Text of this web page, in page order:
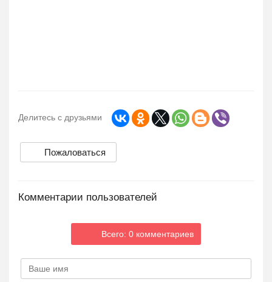
Делитесь с друзьями
Пожаловаться
Комментарии пользователей
Всего: 0 комментариев